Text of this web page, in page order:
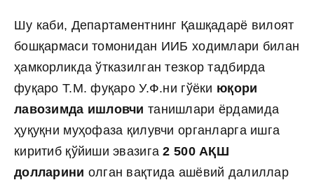
Шу каби, Департаментнинг Қашқадарё вилоят
бошқармаси томонидан ИИБ ходимлари билан
ҳамкорликда ўтказилган тезкор тадбирда
фуқаро Т.М. фуқаро У.Ф.ни гўёки юқори
лавозимда ишловчи танишлари ёрдамида
ҳуқуқни муҳофаза қилувчи органларга ишга
киритиб қўйиши эвазига2 500 АҚШ
долларини олган вақтида ашёвий далиллар